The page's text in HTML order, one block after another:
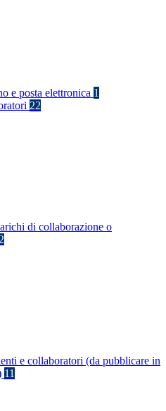
e posta elettronica 1
22
di collaborazione o
e collaboratori (da pubblicare in
11